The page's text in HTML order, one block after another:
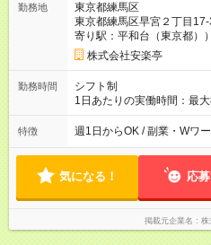
勤務地
東京都練馬区
東京都練馬区早宮２丁目
寄り駅：平和台（東京都））
株式会社安楽亭
勤務時間
シフト制
1日あたりの実働時間：最
日3時間～OK！】 ＊レギュラ
ものお迎えまでの時間」 「
談可能◎
特徴 週1日からOK / 副業・Wワ
気になる！ 応
掲載元企業名 株